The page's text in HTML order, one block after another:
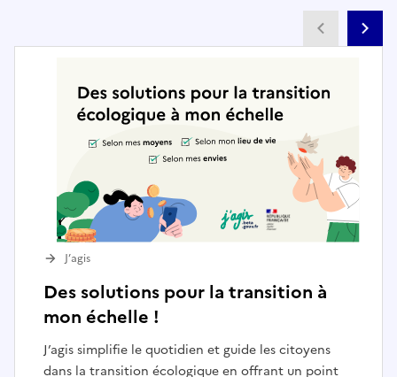
Des solutions pour la transition à
mon échelle !
J’agis simplifie le quotidien et guide les citoyens
dans la transition écologique en offrant un point
J’agis